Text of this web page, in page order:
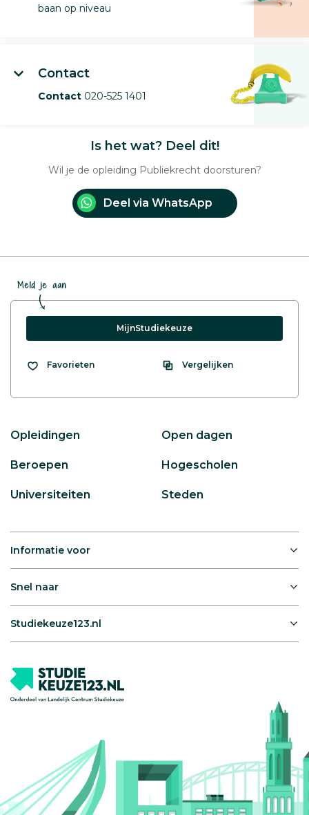
baan op niveau
Contact
Contact 020-525 1401
Is het wat? Deel dit!
Wil je de opleiding Publiekrecht doorsturen?
Deel via WhatsApp
Meld je aan
MijnStudiekeuze
Favorieten Vergelijken
Opleidingen Open dagen
Beroepen Hogescholen
Universiteiten Steden
Informatie voor
Snel naar
Studiekeuze123.nl